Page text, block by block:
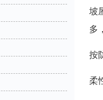
坡
多
按
柔